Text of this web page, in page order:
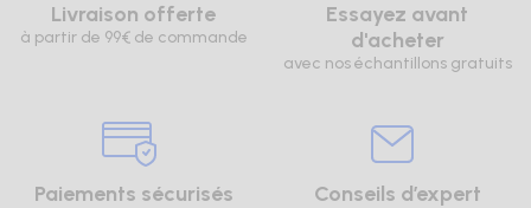
Livraison offerte
à partir de 99€ de commande
Essayez avant
d'acheter
avec nos échantillons gratuits
Paiements sécurisés Conseils d’expert